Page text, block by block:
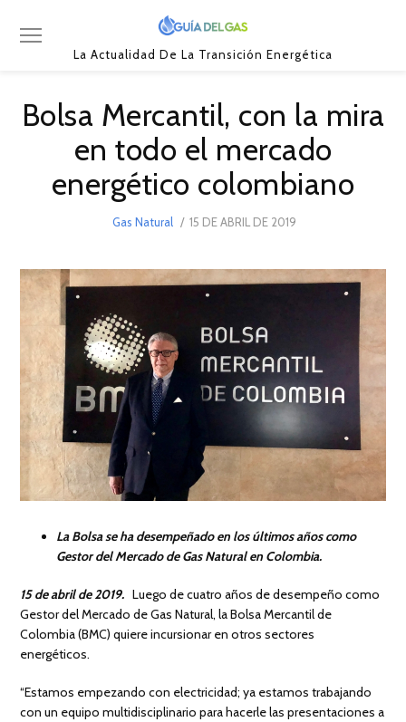
La Actualidad De La Transición Energética
Bolsa Mercantil, con la mira
en todo el mercado
energético colombiano
Gas Natural
POSTED
15 DE ABRIL DE 2019
La Bolsa se ha desempeñado en los últimos años como
Gestor del Mercado de Gas Natural en Colombia.
15 de abril de 2019. Luego de cuatro años de desempeño como
Gestor del Mercado de Gas Natural, la Bolsa Mercantil de
Colombia (BMC) quiere incursionar en otros sectores
energéticos.
“Estamos empezando con electricidad; ya estamos trabajando
con un equipo multidisciplinario para hacerle las presentaciones a